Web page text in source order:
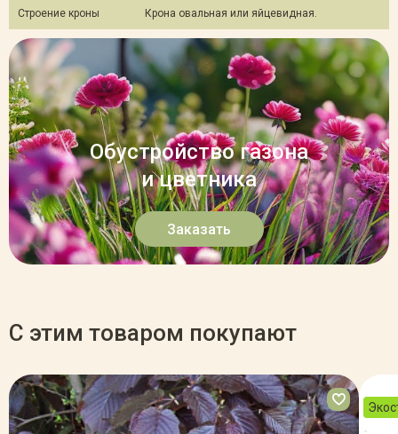
Строение кроны Крона овальная или яйцевидная.
Обустройство газона
и цветника
Заказать
С этим товаром покупают